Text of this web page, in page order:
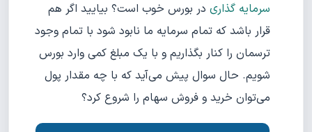
سرمایه گذاری در بورس خوب است؟ بیایید اگر هم
قرار باشد که تمام سرمایه ما نابود شود با تمام وجود
ترسمان را کنار بگذاریم و با یک مبلغ کمی وارد بورس
شویم. حال سوال پیش می‌آید که با چه مقدار پول
می‌توان خرید و فروش سهام را شروع کرد؟